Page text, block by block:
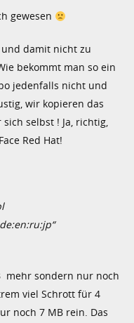
gewesen
und damit nicht zu
bekommt man so ein
jedenfalls nicht und
wir kopieren das
selbst ! Ja, richtig,
Red Hat!
mehr sondern nur noch
viel Schrott für 4
noch 7 MB rein. Das